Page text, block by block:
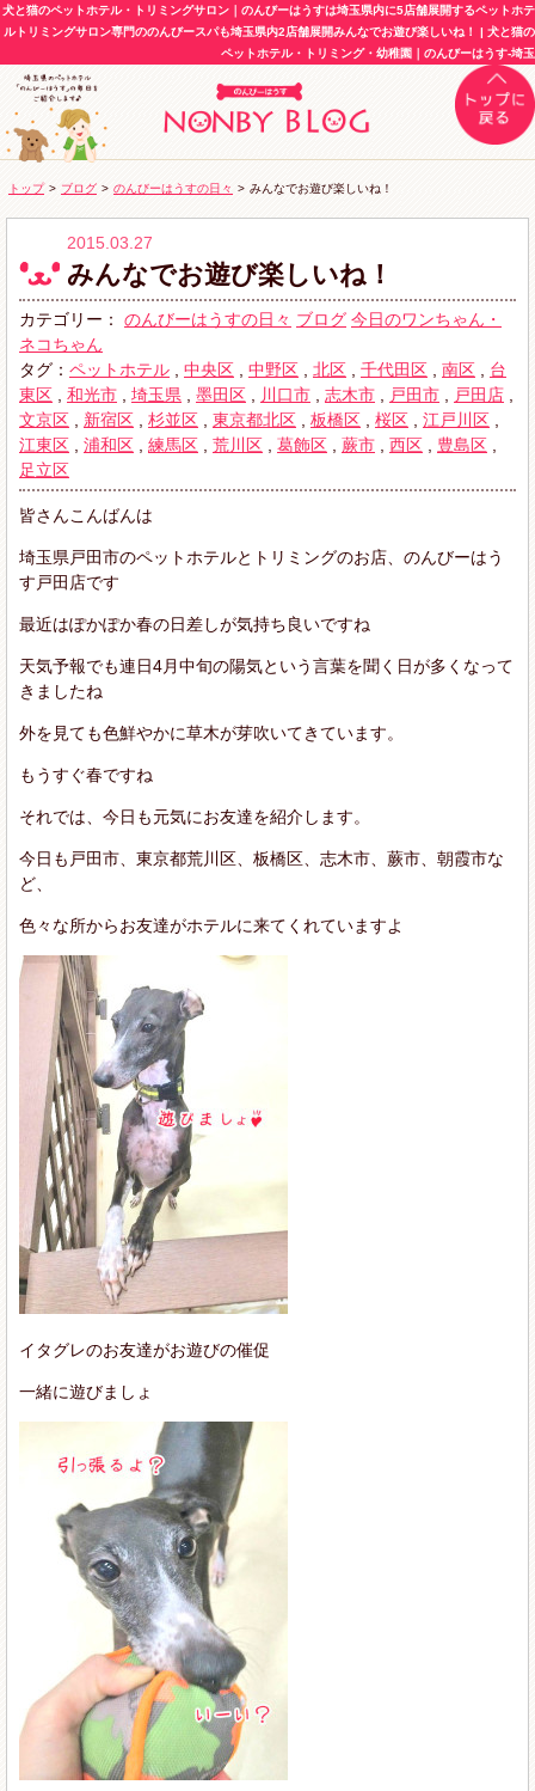
犬と猫のペットホテル・トリミングサロン｜のんびーはうすは埼玉県内に5店舗展開するペットホテ
ルトリミングサロン専門ののんびースパも埼玉県内2店舗展開みんなでお遊び楽しいね！ | 犬と猫の
ペットホテル・トリミング・幼稚園｜のんびーはうす-埼玉
トップ > ブログ > のんびーはうすの日々 > みんなでお遊び楽しいね！
2015.03.27
みんなでお遊び楽しいね！
カテゴリー： のんびーはうすの日々 ブログ 今日のワンちゃん・
ネコちゃん
タグ： ペットホテル 中央区 中野区 北区 千代田区 南区
台
東区
和光市 埼玉県 墨田区 川口市 志木市 戸田市 戸田店
文京区
新宿区 杉並区 東京都北区 板橋区 桜区 江戸川区
江東区
浦和区 練馬区 荒川区 葛飾区 蕨市 西区 豊島区
足立区
皆さんこんばんは
埼玉県戸田市のペットホテルとトリミングのお店、のんびーはう
す戸田店です
最近はぽかぽか春の日差しが気持ち良いですね
天気予報でも連日4月中旬の陽気という言葉を聞く日が多くなって
きましたね
外を見ても色鮮やかに草木が芽吹いてきています。
もうすぐ春ですね
それでは、今日も元気にお友達を紹介します。
今日も戸田市、東京都荒川区、板橋区、志木市、蕨市、朝霞市な
ど、
色々な所からお友達がホテルに来てくれていますよ
イタグレのお友達がお遊びの催促
一緒に遊びましょ